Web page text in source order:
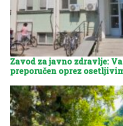
Zavod za javno zdravlje:
preporučen oprez